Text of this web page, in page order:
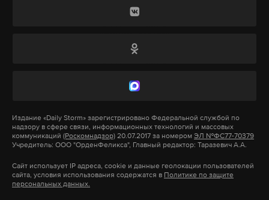
признал, что взятие земель, подконтрольных РФ,
искать дипломатические решения, сказано в
Уиткофф предложил Путину мирную сделку по
Украине. Она включает фактическое признание
российских территориальных приобретений (этот
вопрос могут отложить на 49 или 99 лет).
Издание «Daily Storm» зарегистрировано Федеральной службой по
надзору в сфере связи, информационных технологий и массовых
коммуникаций (Роскомнадзор) 20.07.2017 за номером ЭЛ №ФС77-70379
Учредитель: ООО "ОрденФеликса", Главный редактор: Таразевич А.А.
Сайт использует IP адреса, cookie и данные геолокации пользователей
сайта, условия использования содержатся в Политике по защите
персональных данных.